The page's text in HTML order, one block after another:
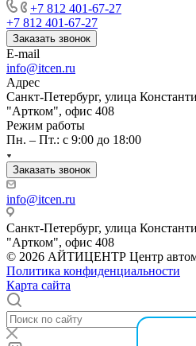
+7 812 401-67-27
+7 812 401-67-27
Заказать звонок
E-mail
info@itcen.ru
Адрес
Санкт-Петербург, улица
"Артком", офис 408
Режим работы
Пн. – Пт.: с 9:00 до 18:00
Заказать звонок
info@itcen.ru
Санкт-Петербург, улица
"Артком", офис 408
© 2026 АЙТИЦЕНТР Центр
Политика конфиденциальности
Карта сайта